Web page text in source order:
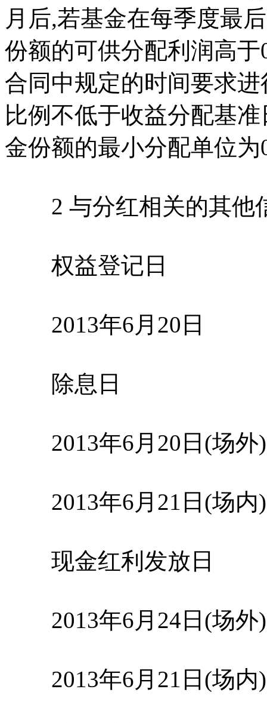
月后,若基金在每季度最
份额的可供分配利润高
合同中规定的时间要求
比例不低于收益分配基
金份额的最小分配单位为
2 与分红相关的其他
权益登记日
2013年6月20日
除息日
2013年6月20日(场外)
2013年6月21日(场内)
现金红利发放日
2013年6月24日(场外)
2013年6月21日(场内)